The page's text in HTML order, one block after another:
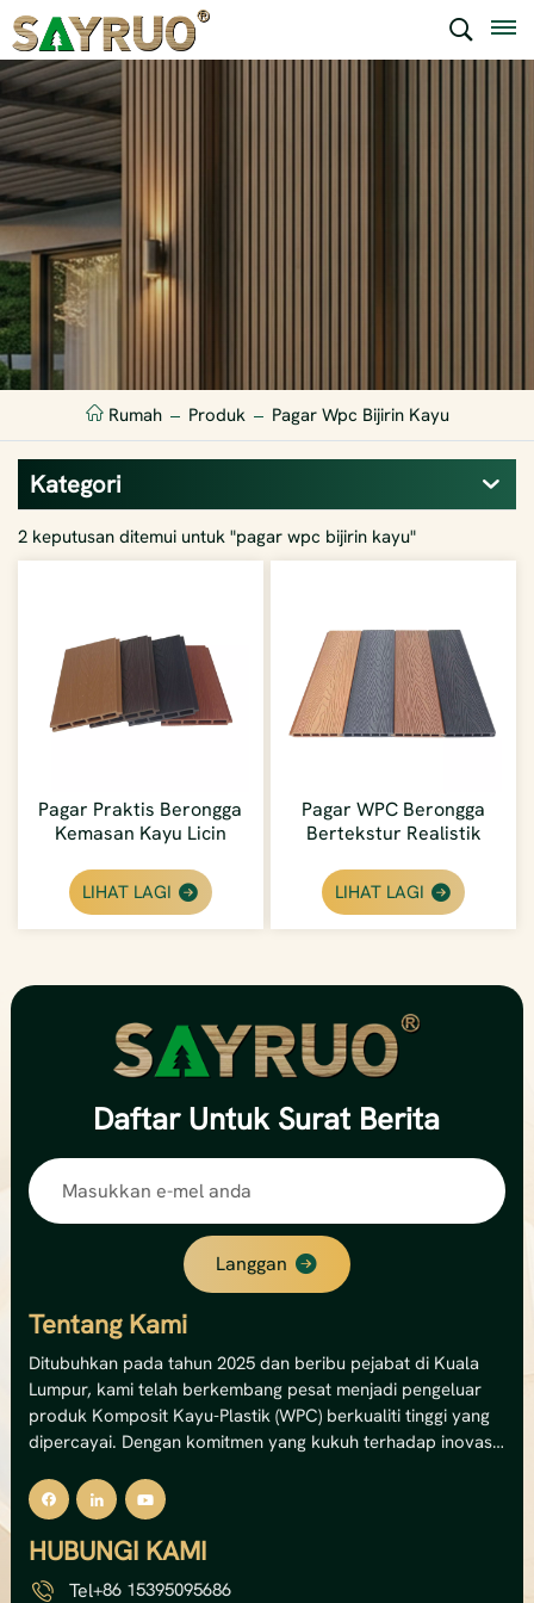
Rumah Produk Pagar Wpc Bijirin Kayu
Kategori
2 keputusan ditemui untuk "pagar wpc bijirin kayu"
Pagar Praktis Berongga
Kemasan Kayu Licin
Rendah Luar
LIHAT LAGI
Pagar WPC Berongga
Bertekstur Realistik
Berbutir Kayu Luar
LIHAT LAGI
Daftar Untuk Surat Berita
Langgan
Tentang Kami
Ditubuhkan pada tahun 2025 dan beribu pejabat di Kuala
Lumpur, kami telah berkembang pesat menjadi pengeluar
produk Komposit Kayu-Plastik (WPC) berkualiti tinggi yang
dipercayai. Dengan komitmen yang kukuh terhadap inovasi
penyelesaian dek WPC luaran, panel dinding dan pagar
premium.Kemudahan canggih kami mengendalikan 12
barisan pengeluaran, memberikan kami kapasiti tahunan
HUBUNGI KAMI
Tel+86 15395095686